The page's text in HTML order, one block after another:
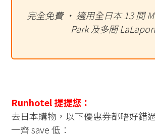
完全免費 · 適用全日本 13 間
Park 及多間
Runhotel 提提您：
去日本購物，以下優惠券都唔好錯
一齊 save 低：